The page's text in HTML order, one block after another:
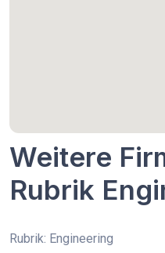
Weitere
Rubrik
Rubrik: Engineering